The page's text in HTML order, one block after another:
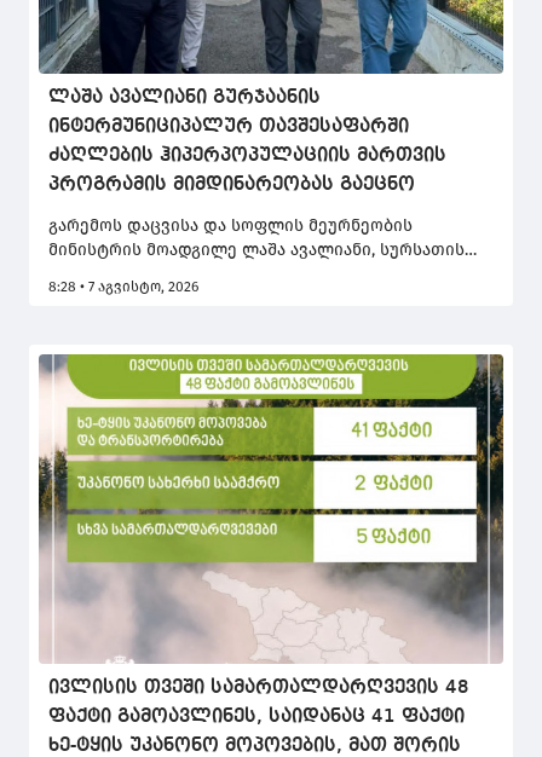
ლაშა ავალიანი გურჯაანის
ინტერმუნიციპალურ თავშესაფარში
ძაღლების ჰიპერპოპულაციის მართვის
პროგრამის მიმდინარეობას გაეცნო
გარემოს დაცვისა და სოფლის მეურნეობის
მინისტრის მოადგილე ლაშა ავალიანი, სურსათის
ალექსანდრე ზურაბიშვილთან და პროგრამის
ძაღლების ჰიპერპოპულაციის მართვის პროგრამის
მიმდინარეობას გაეცნო. თავშესაფარი კახეთისა და
ქვემო ქართლის რეგიონებს ემსახურება.
პროგრამის ფარგლებში, თავშესაფარში შეყვანილ
მიუსაფარ ძაღლებს უტარდებათ სტერილიზაცია/
კასტრაცია, იდენტიფიკაცია-რეგისტრაცია, ცოფის
საწინააღმდეგო ვაქცინაცია და დიაგნოსტიკური
კვლევები.
8:28 • 7 აგვისტო, 2026
ივლისის თვეში სამართალდარღვევის 48
ფაქტი გამოავლინეს, საიდანაც 41 ფაქტი
ხე-ტყის უკანონო მოპოვების, მათ შორის